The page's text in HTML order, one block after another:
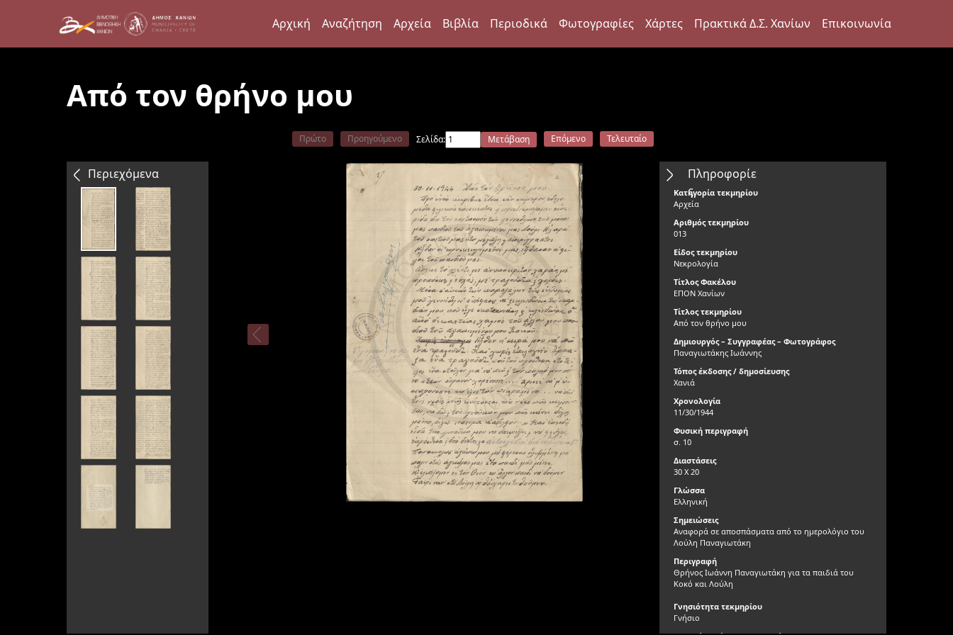
Αρχική Αναζήτηση Αρχεία Βιβλία Περιοδικά Φωτογραφίες Χάρτες Πρακτικά Δ.Σ. Χανίων Επικοινωνία
Από τον θρήνο μου
Περιεχόμενα
Πρώτο Προηγούμενο Σελίδα: Μετάβαση Επόμενο Τελευταίο
Πληροφορίε
ς
Κατηγορία τεκμηρίου
Αρχεία
Αριθμός τεκμηρίου
013
Είδος τεκμηρίου
Νεκρολογία
Τίτλος Φακέλου
ΕΠΟΝ Χανίων
Τίτλος τεκμηρίου
Από τον θρήνο μου
Δημιουργός – Συγγραφέας – Φωτογράφος
Παναγιωτάκης Ιωάννης
Τόπος έκδοσης / δημοσίευσης
Χανιά
Χρονολογία
11/30/1944
Φυσική περιγραφή
σ. 10
Διαστάσεις
30 Χ 20
Γλώσσα
Ελληνική
Σημειώσεις
Αναφορά σε αποσπάσματα από το ημερολόγιο του
Λούλη Παναγιωτάκη
Περιγραφή
Θρήνος Ιωάννη Παναγιωτάκη για τα παιδιά του
Κοκό και Λούλη
Γνησιότητα τεκμηρίου
Γνήσιο